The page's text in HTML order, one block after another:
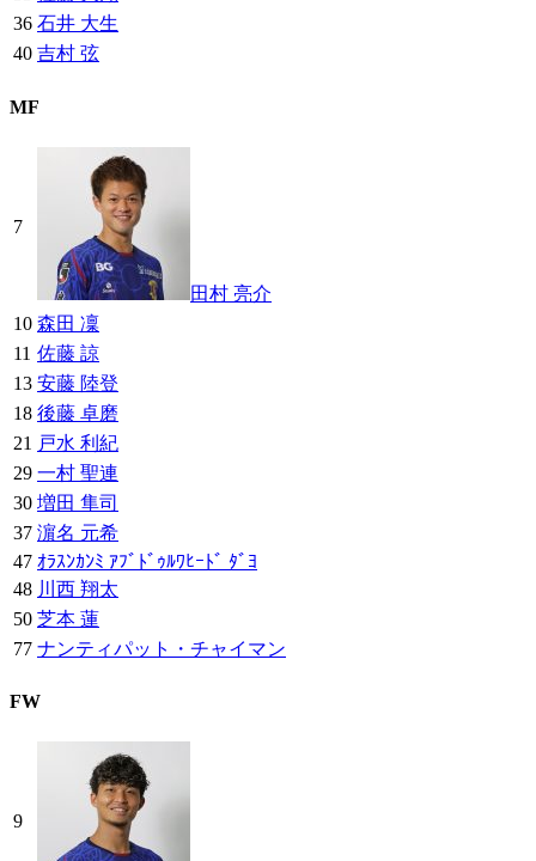
36 石井 大生
40 吉村 弦
MF
7
田村 亮介
10 森田 凜
11 佐藤 諒
13 安藤 陸登
18 後藤 卓磨
21 戸水 利紀
29 一村 聖連
30 増田 隼司
37 濵名 元希
47 ｵﾗｽﾝｶﾝﾐ ｱﾌﾞﾄﾞｩﾙﾜﾋｰﾄﾞ ﾀﾞﾖ
48 川西 翔太
50 芝本 蓮
77 ナンティパット・チャイマン
FW
9